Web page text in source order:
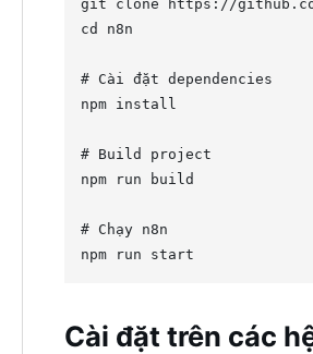
cd n8n
# Cài đặt dependencies
npm install
# Build project
npm run build
# Chạy n8n
npm run start
Cài đặt trên các